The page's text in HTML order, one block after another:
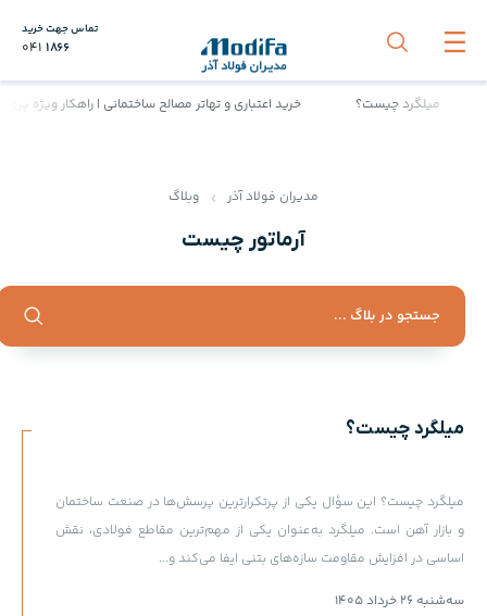
تماس جهت خرید
041 1866
میلگرد چیست؟ خرید اعتباری و تهاتر مصالح ساختمانی | راهکار ویژه
مدیران فولاد آذر وبلاگ
آرماتور چیست
میلگرد چیست؟
میلگرد چیست؟ این سؤال یکی از پرتکرارترین پرسش‌ها در صنعت ساختمان
و بازار آهن است. میلگرد به‌عنوان یکی از مهم‌ترین مقاطع فولادی، نقش
اساسی در افزایش مقاومت سازه‌های بتنی ایفا می‌کند و...
سه‌شنبه 26 خرداد 1405